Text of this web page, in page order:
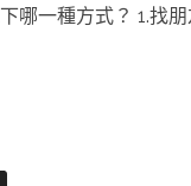
哪一種方式？ 1.找